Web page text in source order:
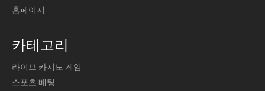
홈페이지
카테고리
라이브 카지노 게임
스포츠 베팅